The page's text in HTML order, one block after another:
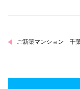
ご新築マンション 千